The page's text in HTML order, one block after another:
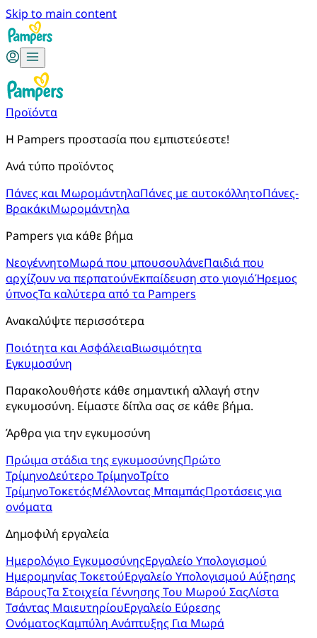
Skip to main content
Προϊόντα
Η Pampers προστασία που εμπιστεύεστε!
Ανά τύπο προϊόντος
Πάνες και ΜωρομάντηλαΠάνες με αυτοκόλλητοΠάνες-
ΒρακάκιΜωρομάντηλα
Pampers για κάθε βήμα
ΝεογέννητοΜωρά που μπουσουλάνεΠαιδιά που
αρχίζουν να περπατούνΕκπαίδευση στο γιογιόΉρεμος
ύπνοςΤα καλύτερα από τα Pampers
Ανακαλύψτε περισσότερα
Ποιότητα και ΑσφάλειαΒιωσιμότητα
Εγκυμοσύνη
Παρακολουθήστε κάθε σημαντική αλλαγή στην
εγκυμοσύνη. Είμαστε δίπλα σας σε κάθε βήμα.
Άρθρα για την εγκυμοσύνη
Πρώιμα στάδια της εγκυμοσύνηςΠρώτο
ΤρίμηνοΔεύτερο ΤρίμηνοΤρίτο
ΤρίμηνοΤοκετόςΜέλλοντας ΜπαμπάςΠροτάσεις για
ονόματα
Δημοφιλή εργαλεία
Ημερολόγιο ΕγκυμοσύνηςΕργαλείο Υπολογισμού
Ημερομηνίας ΤοκετούΕργαλείο Υπολογισμού Αύξησης
ΒάρουςΤα Στοιχεία Γέννησης Του Μωρού ΣαςΛίστα
Τσάντας ΜαιευτηρίουΕργαλείο Εύρεσης
ΟνόματοςΚαμπύλη Ανάπτυξης Για Μωρά